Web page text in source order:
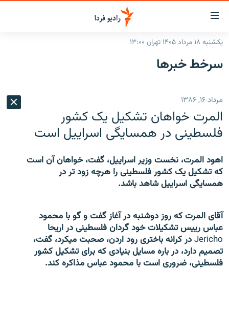
لینک‌های
قابلیت
دسترسی
بازگشت
اصلی
رفتن
صفحه
ایران
رادیو
انتخاب کنید و بشنوید
فرکانس‌ها
پادکست
گزارش‌های تصویری
گزارش‌های ویدئویی
زنان فردا
English
به ما بپیوندید
یکشنبه ۱۸ مرداد ۱۴۰۵ تهران ۱۳:۰۰
سرخط‌ خبرها
مرداد ۱۶, ۱۳۸۶
المرت خواهان تشکیل یک کشور
فلسطینی در همسایگی اسراییل است
اهود المرت، نخست وزیر اسراییل، گفت، خواهان آن است
که تشکیل یک کشور فلسطینی را هرچه زود تر در
همسایگی اسراییل شاهد باشد.
آقای المرت که روز دوشنبه در آغاز گفت و گو با محمود
عباس رییس تشکیلات خود گردان فلسطینی در اریحا
Jerichoدر کرانه باختری رود اردن، صحبت میکرد، گفت،
تصمیم دارد، در باره مسایل بنیادی که برای تشکیل کشور
فلسطینی، ضروری است با محمود عباس مذاکره کند.